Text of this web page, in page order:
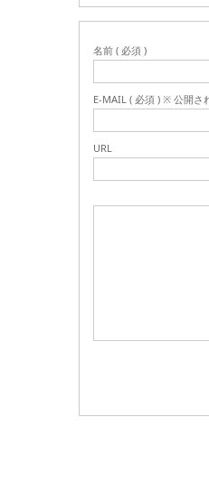
名前 ( 必須 )
E-MAIL ( 必須 ) ※ 公開さ
URL